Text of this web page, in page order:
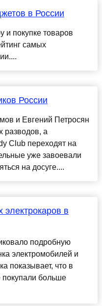
в России
и покупке товаров
самых
России
и Евгений Петросян
разводов, а
Club переходят на
уже завоевали
на досуге....
в
подробную
электромобилей и
показывает, что в
больше